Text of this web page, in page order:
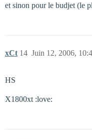
et sinon pour le budjet (le
xCt Juin 12, 2006,
14
HS
X1800xt :love: